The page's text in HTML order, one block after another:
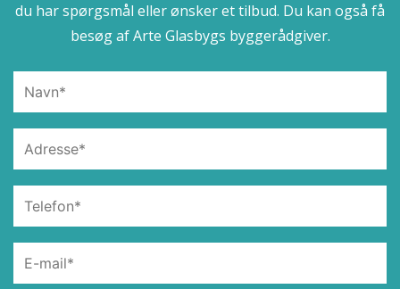
du har spørgsmål eller ønsker et tilbud. Du kan også få
besøg af Arte Glasbygs byggerådgiver.